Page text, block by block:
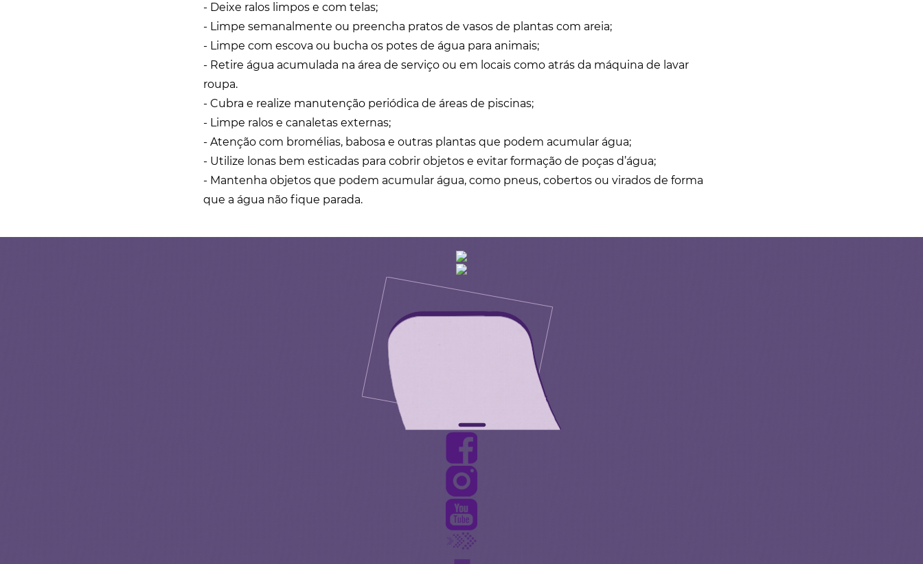
- Deixe ralos limpos e com telas;
- Limpe semanalmente ou preencha pratos de vasos de plantas com areia;
- Limpe com escova ou bucha os potes de água para animais;
- Retire água acumulada na área de serviço ou em locais como atrás da máquina de lavar
roupa.
- Cubra e realize manutenção periódica de áreas de piscinas;
- Limpe ralos e canaletas externas;
- Atenção com bromélias, babosa e outras plantas que podem acumular água;
- Utilize lonas bem esticadas para cobrir objetos e evitar formação de poças d’água;
- Mantenha objetos que podem acumular água, como pneus, cobertos ou virados de forma
que a água não fique parada.